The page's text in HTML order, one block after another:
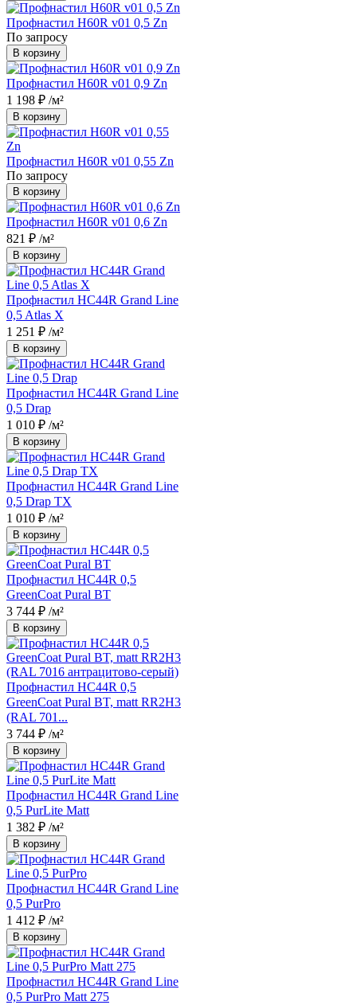
Профнастил Н60R v01 0,5 Zn
По запросу
В корзину
Профнастил Н60R v01 0,9 Zn
1 198 ₽ /м²
В корзину
Профнастил Н60R v01 0,55 Zn
По запросу
В корзину
Профнастил Н60R v01 0,6 Zn
821 ₽ /м²
В корзину
Профнастил НС44R Grand Line
0,5 Atlas X
1 251 ₽ /м²
В корзину
Профнастил НС44R Grand Line
0,5 Drap
1 010 ₽ /м²
В корзину
Профнастил НС44R Grand Line
0,5 Drap TX
1 010 ₽ /м²
В корзину
Профнастил НС44R 0,5
GreenCoat Pural BT
3 744 ₽ /м²
В корзину
Профнастил НС44R 0,5
GreenCoat Pural BT, matt RR2H3
(RAL 701...
3 744 ₽ /м²
В корзину
Профнастил НС44R Grand Line
0,5 PurLite Matt
1 382 ₽ /м²
В корзину
Профнастил НС44R Grand Line
0,5 PurPro
1 412 ₽ /м²
В корзину
Профнастил НС44R Grand Line
0,5 PurPro Matt 275